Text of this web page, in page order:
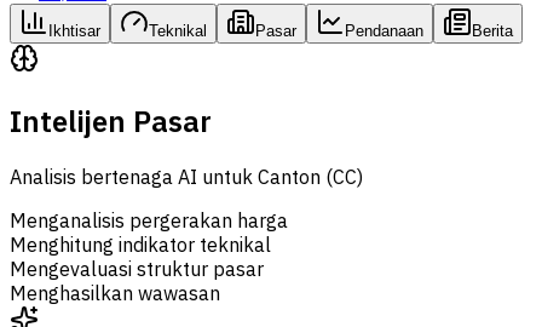
Ikhtisar Teknikal Pasar Pendanaan Berita
Intelijen Pasar
Analisis bertenaga AI untuk Canton (CC)
Menganalisis pergerakan harga
Menghitung indikator teknikal
Mengevaluasi struktur pasar
Menghasilkan wawasan